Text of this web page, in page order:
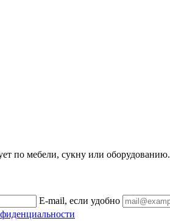
по мебели, сукну или оборудованию.
E-mail, если удобно